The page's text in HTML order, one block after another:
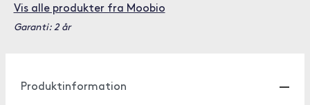
Vis alle produkter fra Moobio
Garanti: 2 år
Produktinformation